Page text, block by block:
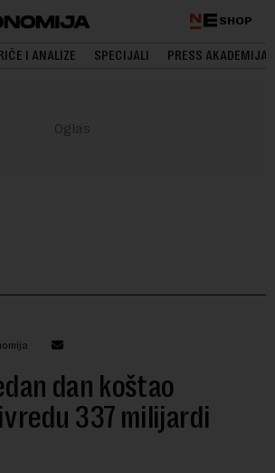
SHOP
I ANALIZE SPECIJALI PRESS AKADEMIJA
dan koštao
337 milijardi